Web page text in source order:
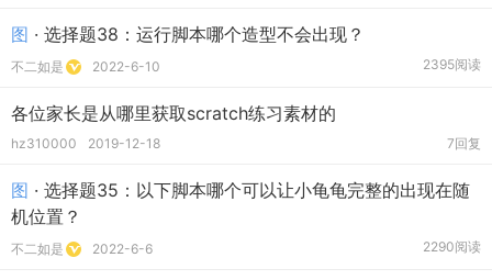
图 · 选择题38：运行脚本哪个造型不会出现？
不二如是 2022-6-10 2395阅读
各位家长是从哪里获取scratch练习素材的
hz310000 2019-12-18 7回复
图 · 选择题35：以下脚本哪个可以让小龟龟完整的出现在随
机位置？
不二如是 2022-6-6 2290阅读